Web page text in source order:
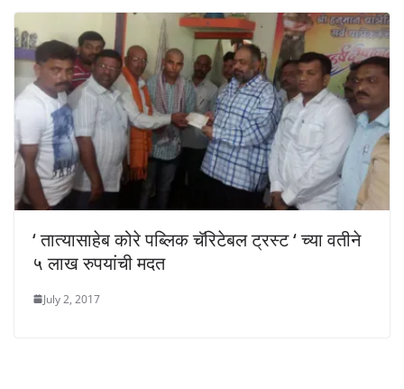
‘ तात्यासाहेब कोरे पब्लिक चॅरिटेबल ट्रस्ट ‘ च्या वतीने
५ लाख रुपयांची मदत
July 2, 2017